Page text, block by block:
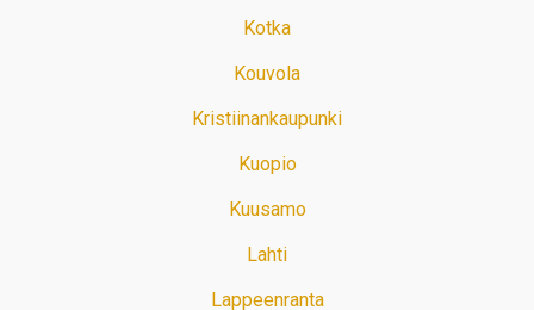
Kotka
Kouvola
Kristiinankaupunki
Kuopio
Kuusamo
Lahti
Lappeenranta